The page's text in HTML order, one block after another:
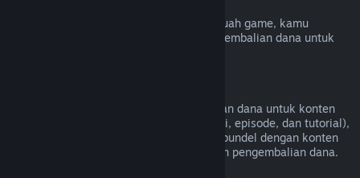
Jika kamu pernah di-ban oleh VAC di sebuah game, kamu
kehilangan hak untuk mendapatkan pengembalian dana untuk
Kami tidak bisa memberikan pengembalian dana untuk konten
video di Steam (cth. film, film pendek, seri, episode, dan tutorial),
kecuali video tersebut terdapat di dalam bundel dengan konten
lainnya (bukan video) yang bisa dilakukan pengembalian dana.